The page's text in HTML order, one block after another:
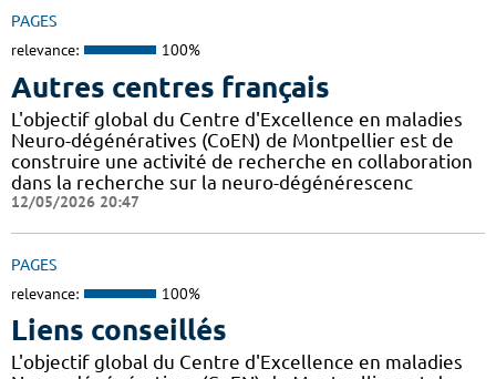
PAGES
relevance: 100%
Autres centres français
L'objectif global du Centre d'Excellence en maladies
Neuro-dégénératives (CoEN) de Montpellier est de
construire une activité de recherche en collaboration
dans la recherche sur la neuro-dégénérescenc
12/05/2026 20:47
PAGES
relevance: 100%
Liens conseillés
L'objectif global du Centre d'Excellence en maladies